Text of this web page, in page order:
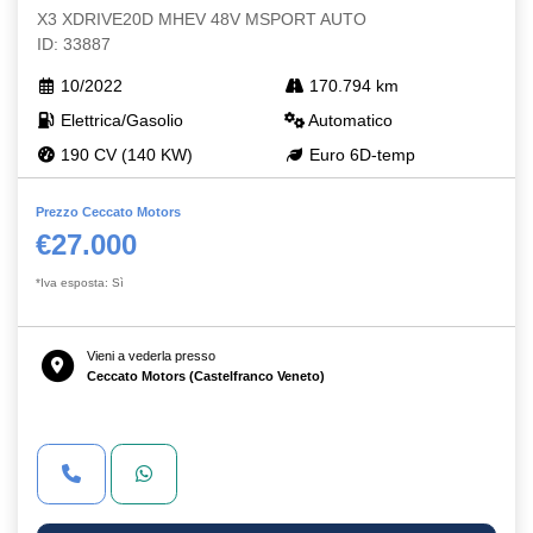
X3 XDRIVE20D MHEV 48V MSPORT AUTO
ID: 33887
10/2022
170.794 km
Elettrica/Gasolio
Automatico
190 CV (140 KW)
Euro 6D-temp
Prezzo Ceccato Motors
€27.000
*Iva esposta: Sì
Vieni a vederla presso
Ceccato Motors (Castelfranco Veneto)